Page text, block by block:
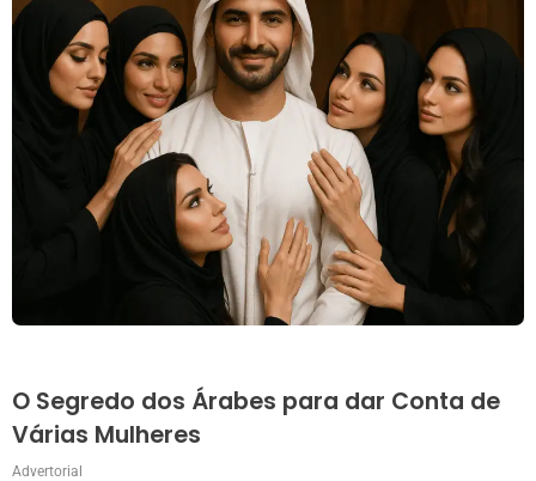
O Segredo dos Árabes para dar Conta de
Várias Mulheres
Advertorial